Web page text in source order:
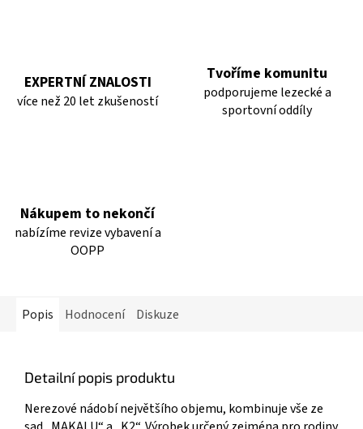
EXPERTNÍ ZNALOSTI
více než 20 let zkušeností
Tvoříme komunitu
podporujeme lezecké a
sportovní oddíly
Nákupem to nekončí
nabízíme revize vybavení a
OOPP
Popis Hodnocení Diskuze
Detailní popis produktu
Nerezové nádobí největšího objemu, kombinuje vše ze